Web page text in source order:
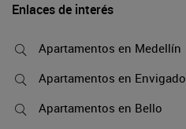
Enlaces de interés
Apartamentos en Medellín
Apartamentos en Envigado
Apartamentos en Bello